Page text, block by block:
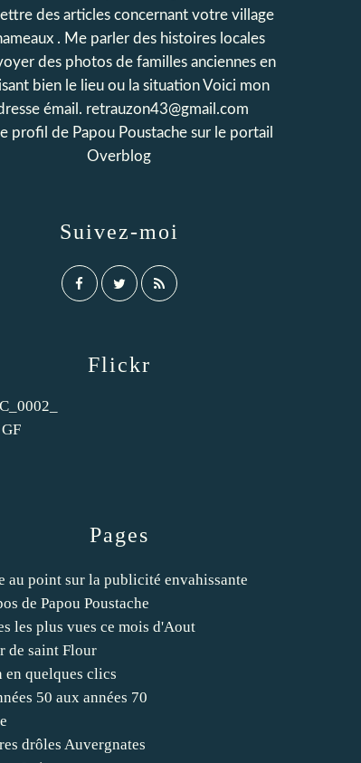
Pages
au point sur la publicité envahissante
de Papou Poustache
les plus vues ce mois d'Aout
de saint Flour
en quelques clics
50 aux années 70
drôles Auvergnates
des articles concernant votre village
. Me parler des histoires locales
des photos de familles anciennes en
bien le lieu ou la situation Voici mon
émail. retrauzon43@gmail.com
profil de Papou Poustache sur le portail
Overblog
Suivez-moi
Flickr